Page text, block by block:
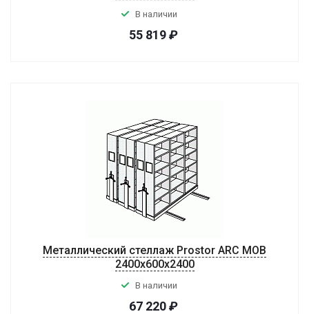
В наличии
55 819₽
Металлический стеллаж Prostor ARC MOB
2400x600x2400
В наличии
67 220₽